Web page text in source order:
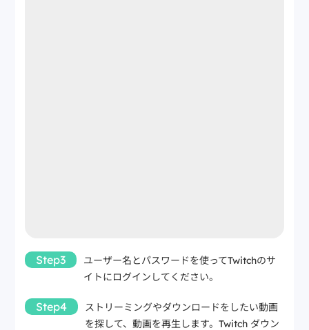
Step3
ユーザー名とパスワードを使ってTwitchのサ
イトにログインしてください。
Step4
ストリーミングやダウンロードをしたい動画
を探して、動画を再生します。Twitch ダウン